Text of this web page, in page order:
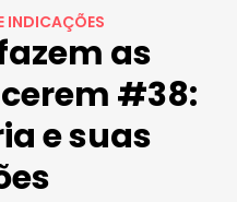
INDICAÇÕES
as
#38:
e suas